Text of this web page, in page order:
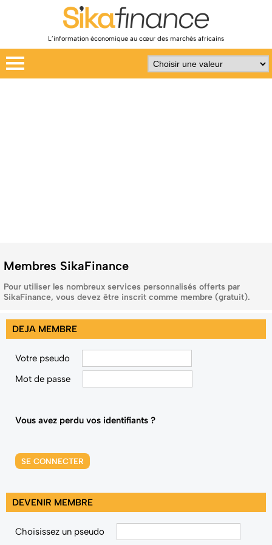
L’information économique au cœur des marchés africains
Membres SikaFinance
Pour utiliser les nombreux services personnalisés offerts par
SikaFinance, vous devez être inscrit comme membre (gratuit).
DEJA MEMBRE
Votre pseudo
Mot de passe
Vous avez perdu vos identifiants ?
SE CONNECTER
DEVENIR MEMBRE
Choisissez un pseudo